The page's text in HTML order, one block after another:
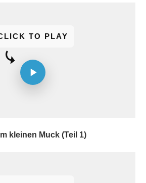
TO PLAY
kleinen Muck (Teil 1)